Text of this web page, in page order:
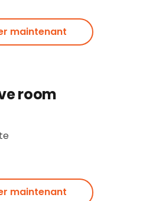
maintenant
room
maintenant